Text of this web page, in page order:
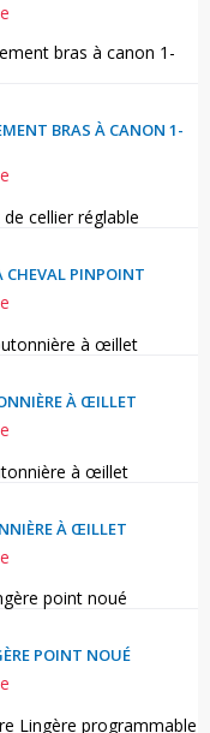
BRAS À CANON 1-
CHEVAL PINPOINT
À ŒILLET
À ŒILLET
POINT NOUÉ